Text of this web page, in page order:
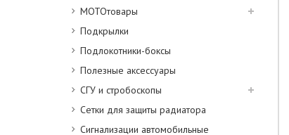
МОТОтовары
Подкрылки
Подлокотники-боксы
Полезные аксессуары
СГУ и стробоскопы
Сетки для защиты радиатора
Сигнализации автомобильные